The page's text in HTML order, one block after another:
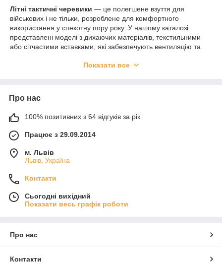
Літні тактичні черевики — це полегшене взуття для
військових і не тільки, розроблене для комфортного
використання у спекотну пору року. У нашому каталозі
представлені моделі з дихаючих матеріалів, текстильними
або сітчастими вставками, які забезпечують вентиляцію та
підходить для військових, правоохоронців, працівників
Пропонуємо
виготовлено в Україні з якісних матеріалів. Легка вага,
польових умовах і щоденному використанні.
Замовити
тактичне літнє взуття
Україні.
Показати все
Про нас
100% позитивних з 64 відгуків за рік
Працює з 29.09.2014
м. Львів
Львів, Україна
Контакти
Сьогодні вихідний
Показати весь графік роботи
Про нас
Контакти